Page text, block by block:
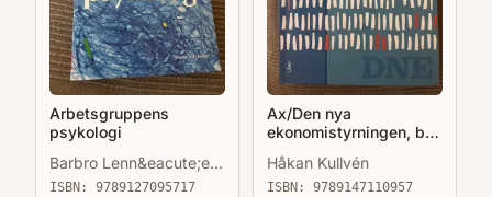
Arbetsgruppens
psykologi
Barbro Lenn&eacute;er-
Axelson
ISBN: 9789127095717
Ax/Den nya
ekonomistyrningen, bok
Håkan Kullvén
ISBN: 9789147110957